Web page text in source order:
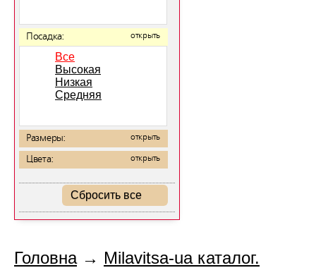
Посадка: открыть
Все
Высокая
Низкая
Средняя
Размеры: открыть
Цвета: открыть
Сбросить все
Головна→ Milavitsa-ua каталог.